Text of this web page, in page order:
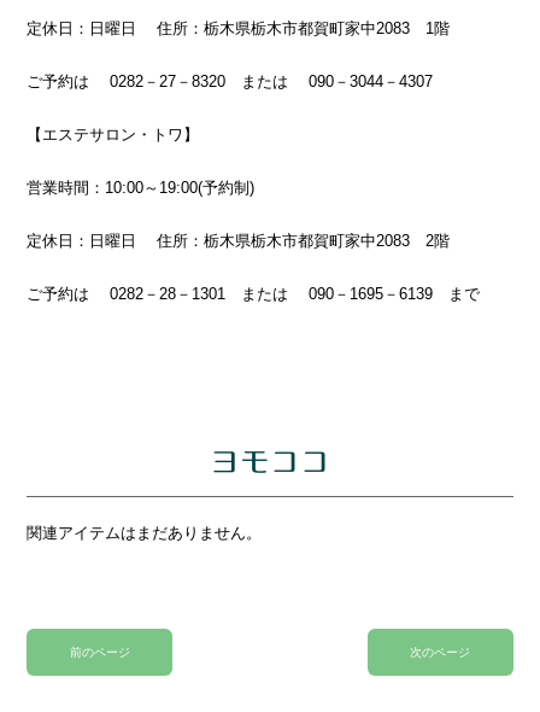
定休日：日曜日 住所：栃木県栃木市都賀町家中2083 1階
ご予約は 0282－27－8320 または 090－3044－4307
【エステサロン・トワ】
営業時間：10:00～19:00(予約制)
定休日：日曜日 住所：栃木県栃木市都賀町家中2083 2階
ご予約は 0282－28－1301 または 090－1695－6139 まで
ヨモココ
関連アイテムはまだありません。
前のページ 次のページ